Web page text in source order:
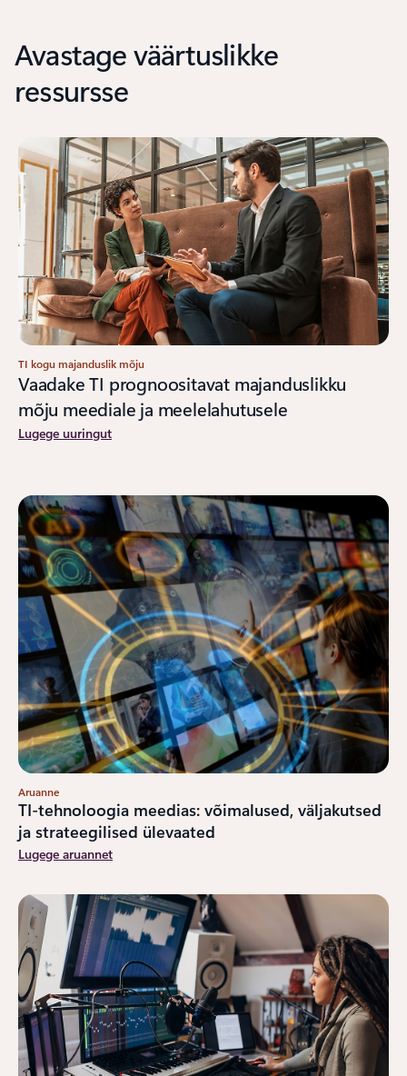
Avastage väärtuslikke
ressursse
TI kogu majanduslik mõju
Vaadake TI prognoositavat majanduslikku
mõju meediale ja meelelahutusele
Lugege uuringut
Aruanne
TI-tehnoloogia meedias: võimalused, väljakutsed
ja strateegilised ülevaated
Lugege aruannet